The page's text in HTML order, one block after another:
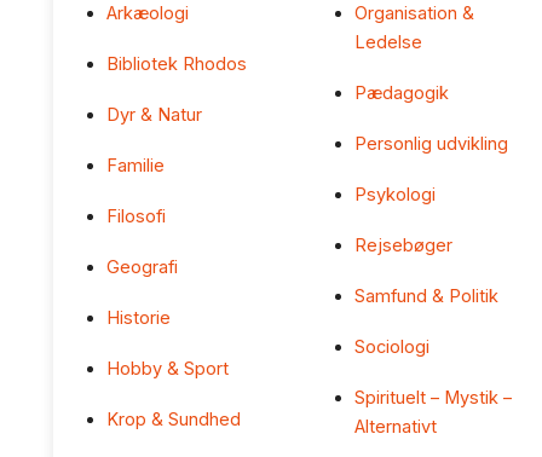
Arkæologi
Bibliotek Rhodos
Dyr & Natur
Familie
Filosofi
Geografi
Historie
Hobby & Sport
Krop & Sundhed
Organisation &
Ledelse
Pædagogik
Personlig udvikling
Psykologi
Rejsebøger
Samfund & Politik
Sociologi
Spirituelt – Mystik –
Alternativt